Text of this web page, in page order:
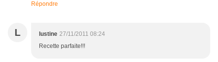
Répondre
L lustine 27/11/2011 08:24
Recette parfaite!!!